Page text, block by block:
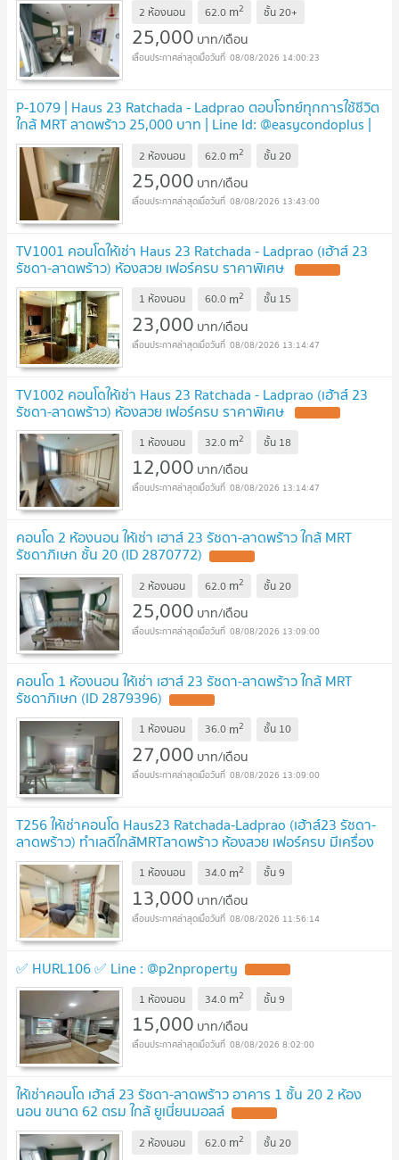
2 ห้องนอน 62.0 m2 ชั้น20+
25,000 บาท/เดือน
08/08/2026 14:00:23
P-1079 | Haus 23 Ratchada - Ladprao ตอบโจทย์ทุกการใช้ชีวิต
ใกล้ MRT ลาดพร้าว 25,000 บาท | Line Id: @easycondoplus |
099-229-6397 UPDATE !
2 ห้องนอน 62.0 m2 ชั้น20
25,000 บาท/เดือน
08/08/2026 13:43:00
TV1001 คอนโดให้เช่า Haus 23 Ratchada - Ladprao (เฮ้าส์ 23
รัชดา-ลาดพร้าว) ห้องสวย เฟอร์ครบ ราคาพิเศษ
1 ห้องนอน 60.0 m2 ชั้น 15
23,000 บาท/เดือน
08/08/2026 13:14:47
TV1002 คอนโดให้เช่า Haus 23 Ratchada - Ladprao (เฮ้าส์ 23
รัชดา-ลาดพร้าว) ห้องสวย เฟอร์ครบ ราคาพิเศษ
1 ห้องนอน 32.0 m2 ชั้น 18
12,000 บาท/เดือน
08/08/2026 13:14:47
คอนโด 2 ห้องนอน ให้เช่า เฮาส์ 23 รัชดา-ลาดพร้าว ใกล้ MRT
รัชดาภิเษก ชั้น 20 (ID 2870772)
2 ห้องนอน 62.0 m2 ชั้น20
25,000 บาท/เดือน
08/08/2026 13:09:00
คอนโด 1 ห้องนอน ให้เช่า เฮาส์ 23 รัชดา-ลาดพร้าว ใกล้ MRT
รัชดาภิเษก (ID 2879396)
1 ห้องนอน 36.0 m2 ชั้น 10
27,000 บาท/เดือน
08/08/2026 13:09:00
T256 ให้เช่าคอนโด Haus23 Ratchada-Ladprao (เฮ้าส์23 รัชดา-
ลาดพร้าว) ทำเลดีใกล้MRTลาดพร้าว ห้องสวย เฟอร์ครบ มีเครื่อง
ซักผ้า UPDATE !
1 ห้องนอน 34.0 m2 ชั้น9
13,000 บาท/เดือน
08/08/2026 11:56:14
✅ HURL106 ✅ Line : @p2nproperty
1 ห้องนอน 34.0 m2 ชั้น9
15,000 บาท/เดือน
08/08/2026 8:02:00
ให้เช่าคอนโด เฮ้าส์ 23 รัชดา-ลาดพร้าว อาคาร 1 ชั้น 20 2 ห้อง
นอน ขนาด 62 ตรม ใกล้ ยูเนี่ยนมอลล์
2 ห้องนอน 62.0 m2 ชั้น20